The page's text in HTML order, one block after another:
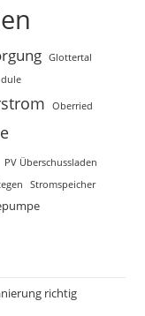
Glottertal
Oberried
PV Überschussladen
Stromspeicher
richtig